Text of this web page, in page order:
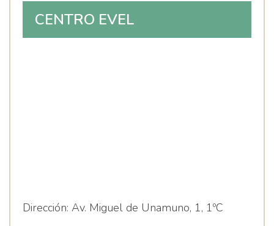
CENTRO EVEL
Dirección: Av. Miguel de Unamuno, 1, 1ºC